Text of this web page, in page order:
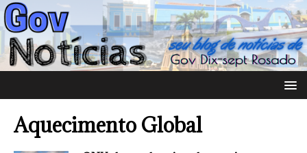
Aquecimento Global